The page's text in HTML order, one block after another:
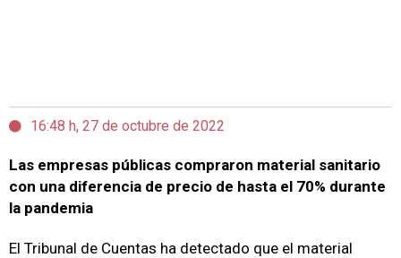
16:48 h, 27 de octubre de 2022
Las empresas públicas compraron material sanitario
con una diferencia de precio de hasta el 70% durante
la pandemia
El Tribunal de Cuentas ha detectado que el material